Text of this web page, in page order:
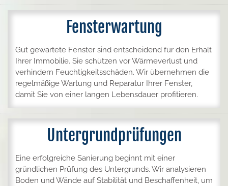
Fensterwartung
Gut gewartete Fenster sind entscheidend für den Erhalt
Ihrer Immobilie. Sie schützen vor Wärmeverlust und
verhindern Feuchtigkeitsschäden. Wir übernehmen die
regelmäßige Wartung und Reparatur Ihrer Fenster,
damit Sie von einer langen Lebensdauer profitieren.
Untergrundprüfungen
Eine erfolgreiche Sanierung beginnt mit einer
gründlichen Prüfung des Untergrunds. Wir analysieren
Boden und Wände auf Stabilität und Beschaffenheit, um